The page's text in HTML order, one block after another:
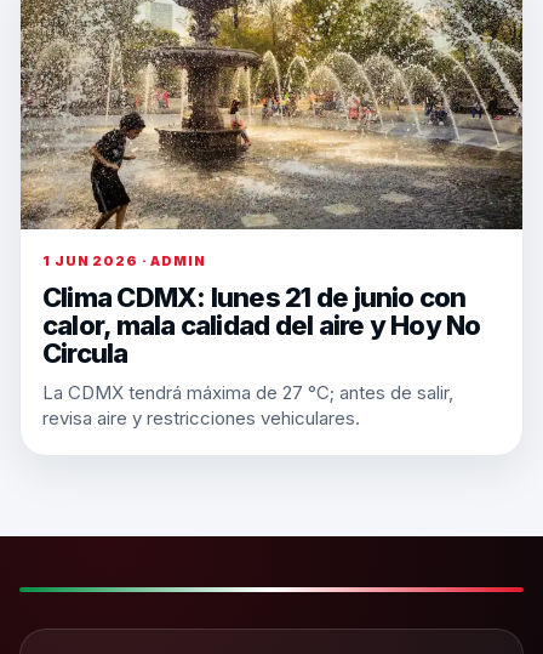
1 JUN 2026 · ADMIN
Clima CDMX: lunes 21 de junio con
calor, mala calidad del aire y Hoy No
Circula
La CDMX tendrá máxima de 27 °C; antes de salir,
revisa aire y restricciones vehiculares.